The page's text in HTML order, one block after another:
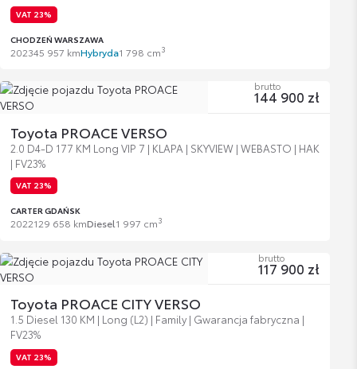
VAT 23%
CHODZEŃ WARSZAWA
202345 957 kmHybryda1 798 cm3
Toyota PROACE VERSO
2.0 D4-D 177 KM Long VIP 7 | KLAPA | SKYVIEW | WEBASTO | HAK
| FV23%
VAT 23%
CARTER GDAŃSK
2022129 658 kmDiesel1 997 cm3
brutto
144 900 zł
Toyota PROACE CITY VERSO
1.5 Diesel 130 KM | Long (L2) | Family | Gwarancja fabryczna |
FV23%
VAT 23%
brutto
117 900 zł